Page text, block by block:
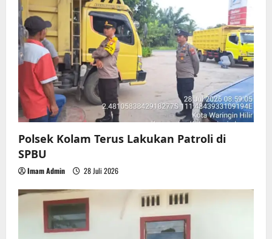
Polsek Kolam Terus Lakukan Patroli di
SPBU
Imam Admin 28 Juli 2026